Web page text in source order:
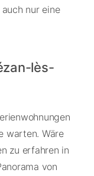
nur eine
lès-
warten. Wäre
zu erfahren in
von